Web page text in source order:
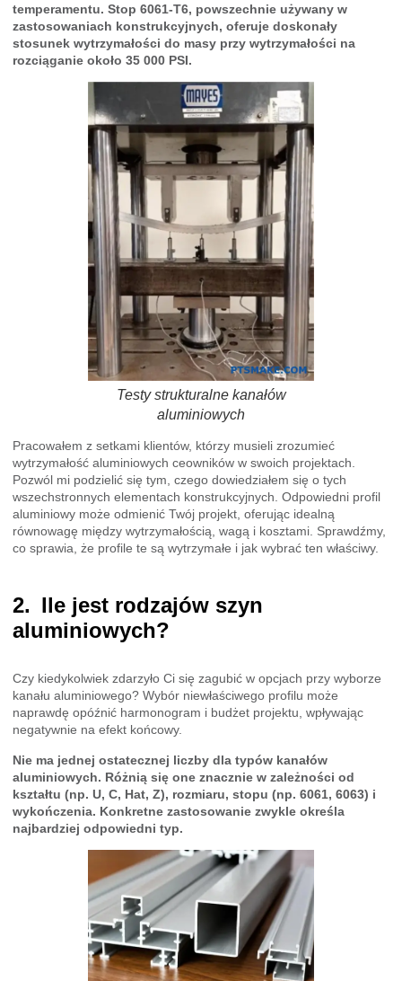
temperamentu. Stop 6061-T6, powszechnie używany w
zastosowaniach konstrukcyjnych, oferuje doskonały
stosunek wytrzymałości do masy przy wytrzymałości na
rozciąganie około 35 000 PSI.
Testy strukturalne kanałów
aluminiowych
Pracowałem z setkami klientów, którzy musieli zrozumieć
wytrzymałość aluminiowych ceowników w swoich projektach.
Pozwól mi podzielić się tym, czego dowiedziałem się o tych
wszechstronnych elementach konstrukcyjnych. Odpowiedni profil
aluminiowy może odmienić Twój projekt, oferując idealną
równowagę między wytrzymałością, wagą i kosztami. Sprawdźmy,
co sprawia, że profile te są wytrzymałe i jak wybrać ten właściwy.
Ile jest rodzajów szyn
aluminiowych?
Czy kiedykolwiek zdarzyło Ci się zagubić w opcjach przy wyborze
kanału aluminiowego? Wybór niewłaściwego profilu może
naprawdę opóźnić harmonogram i budżet projektu, wpływając
negatywnie na efekt końcowy.
Nie ma jednej ostatecznej liczby dla typów kanałów
aluminiowych. Różnią się one znacznie w zależności od
kształtu (np. U, C, Hat, Z), rozmiaru, stopu (np. 6061, 6063) i
wykończenia. Konkretne zastosowanie zwykle określa
najbardziej odpowiedni typ.